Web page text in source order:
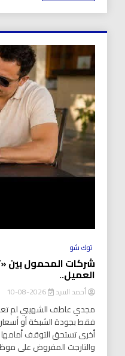
توك شو
شركات المحمول بين
العميل..
أحمد السيد 2026-08-10
مجدي عاطف الشهيبي لم
فقط بجودة الشبكة أو
أخرى تستحق التوقف
والتارجت المفروض على